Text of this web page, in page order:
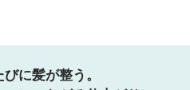
に髪が整う。